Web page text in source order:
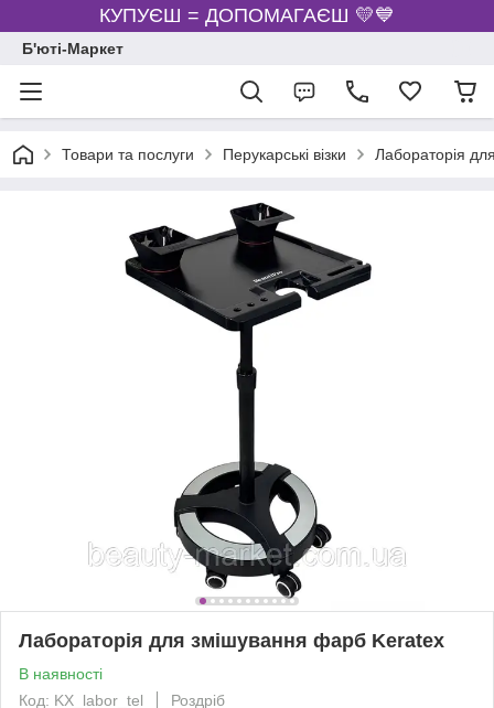
КУПУЄШ = ДОПОМАГАЄШ 💛💙
Б'юті-Маркет
Товари та послуги Перукарські візки Лабораторія
Лабораторія для змішування фарб Keratex
В наявності
Код: KX_labor_tel
Роздріб